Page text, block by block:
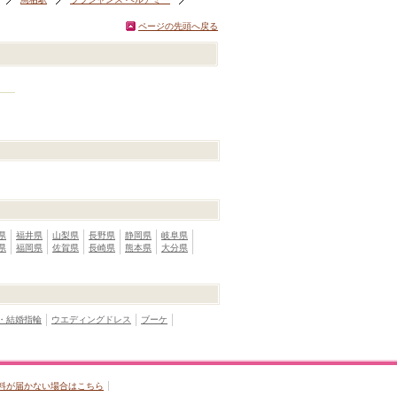
ページの先頭へ戻る
福井県 山梨県 長野県 静岡県
岐阜県
福岡県 佐賀県 長崎県 熊本県
大分県
結婚指輪 ウエディングドレス
ブーケ
が届かない場合はこちら